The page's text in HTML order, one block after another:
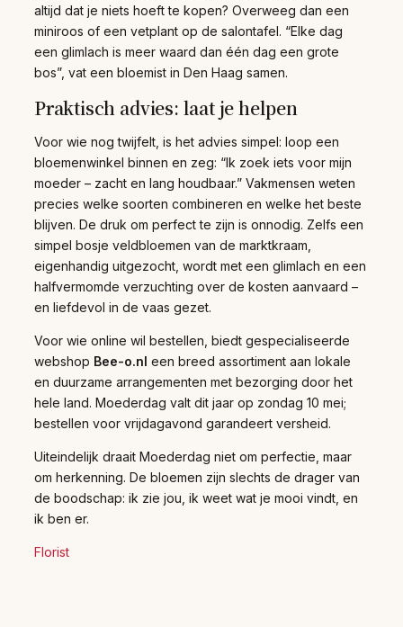
altijd dat je niets hoeft te kopen? Overweeg dan een
miniroos of een vetplant op de salontafel. “Elke dag
een glimlach is meer waard dan één dag een grote
bos”, vat een bloemist in Den Haag samen.
Praktisch advies: laat je helpen
Voor wie nog twijfelt, is het advies simpel: loop een
bloemenwinkel binnen en zeg: “Ik zoek iets voor mijn
moeder – zacht en lang houdbaar.” Vakmensen weten
precies welke soorten combineren en welke het beste
blijven. De druk om perfect te zijn is onnodig. Zelfs een
simpel bosje veldbloemen van de marktkraam,
eigenhandig uitgezocht, wordt met een glimlach en een
halfvermomde verzuchting over de kosten aanvaard –
en liefdevol in de vaas gezet.
Voor wie online wil bestellen, biedt gespecialiseerde
webshop Bee-o.nl een breed assortiment aan lokale
en duurzame arrangementen met bezorging door het
hele land. Moederdag valt dit jaar op zondag 10 mei;
bestellen voor vrijdagavond garandeert versheid.
Uiteindelijk draait Moederdag niet om perfectie, maar
om herkenning. De bloemen zijn slechts de drager van
de boodschap: ik zie jou, ik weet wat je mooi vindt, en
ik ben er.
Florist